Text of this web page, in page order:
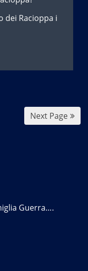
dei Racioppa i
Next Page
Guerra….